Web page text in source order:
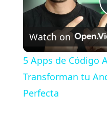
Watch on
5 Apps de Código
Transforman tu
Perfecta